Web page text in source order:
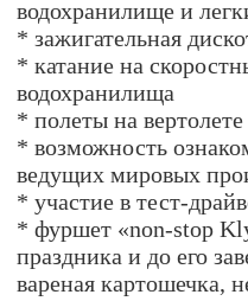
водохранилище и
* зажигательная
* катание на
водохранилища
* полеты на
* возможность
ведущих мировых
* участие в тест-
* фуршет «non-stop
праздника и до его
вареная картошечка,